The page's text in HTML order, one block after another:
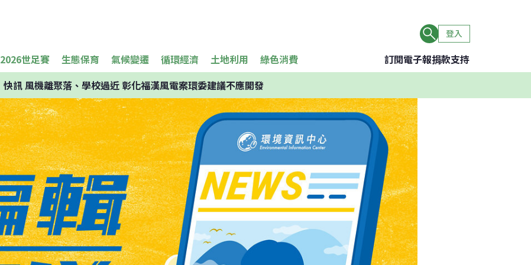
登入
2026世足賽 生態保育 氣候變遷 循環經濟 土地利用 綠色消費 訂閱電子報捐款支持
快訊風機離聚落、學校過近 彰化福漢風電案環委建議不應開發